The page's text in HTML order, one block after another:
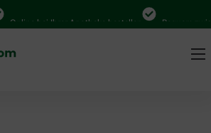
Online bei Ihrer Apotheke bestellen Bequem